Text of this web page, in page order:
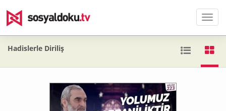
Menü
Hadislerle Diriliş